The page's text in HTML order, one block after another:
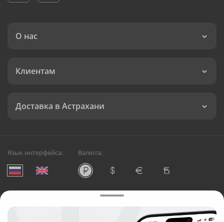
О нас
Клиентам
Доставка в Астрахани
Язык интерфейса: Валюта:
Служба круглосуточной доставки цветов в Астрахани
Русский Букет, 2026